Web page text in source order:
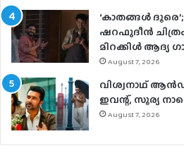
‘കാതങ്ങൾ
ഷറഫുദീൻ
മിറക്കിൾ ആദ്യ
August 7, 2026
വിശ്വനാഥ്
ഇവന്റ്, സൂര്യ
August 7, 2026